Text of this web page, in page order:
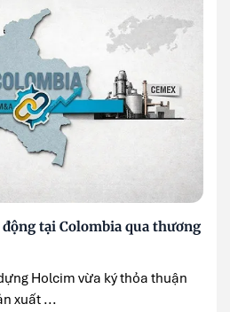
tại Colombia qua thương
Holcim vừa ký thỏa thuận
xuất ...